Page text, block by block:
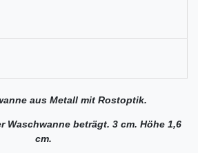
aus Metall mit Rostoptik.
Waschwanne beträgt. 3 cm. Höhe 1,6
cm.